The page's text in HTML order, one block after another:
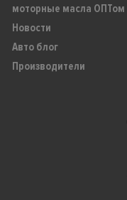
моторные масла ОПТом
Новости
Авто блог
Производители